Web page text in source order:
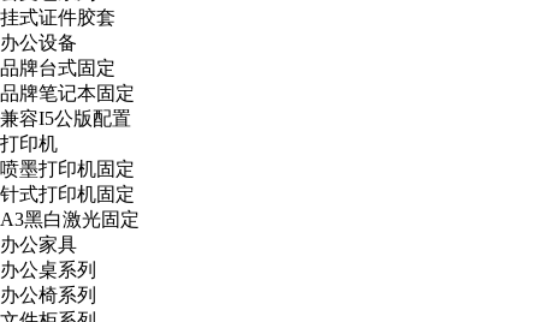
挂式证件胶套
办公设备
品牌台式固定
品牌笔记本固定
兼容I5公版配置
打印机
喷墨打印机固定
针式打印机固定
A3黑白激光固定
办公家具
办公桌系列
办公椅系列